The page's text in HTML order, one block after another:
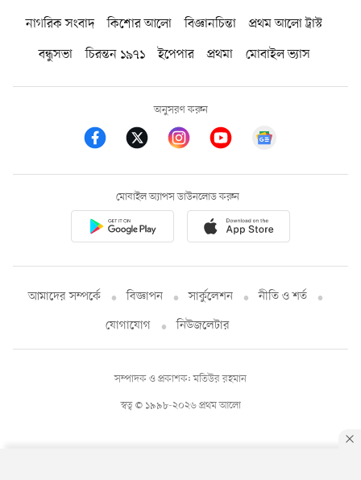
নাগরিক সংবাদ কিশোর আলো বিজ্ঞানচিন্তা
প্রথম আলো ট্রাস্ট
বন্ধুসভা
চিরন্তন ১৯৭১ ইপেপার প্রথমা মোবাইল ভ্যাস
অনুসরণ করুন
মোবাইল অ্যাপস ডাউনলোড করুন
আমাদের সম্পর্কে বিজ্ঞাপন সার্কুলেশন
নীতি ও শর্ত
যোগাযোগ
নিউজলেটার
স্বত্ব © ১৯৯৮-২০২৬ প্রথম আলো
সম্পাদক ও প্রকাশক: মতিউর রহমান